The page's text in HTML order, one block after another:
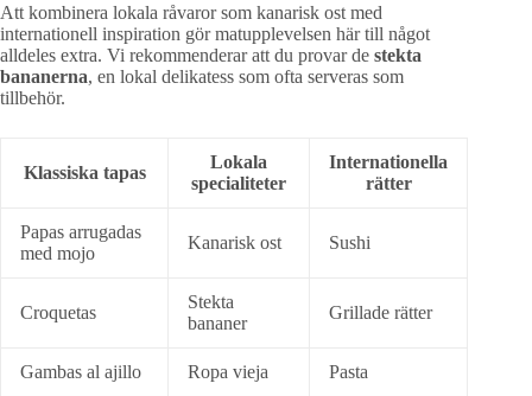
Att kombinera lokala råvaror som kanarisk ost med
internationell inspiration gör matupplevelsen här till något
alldeles extra. Vi rekommenderar att du provar de stekta
bananerna, en lokal delikatess som ofta serveras som
tillbehör.
Klassiska tapas
Lokala
specialiteter
Internationella
rätter
Papas arrugadas
med mojo
Kanarisk ost Sushi
Croquetas
Stekta
bananer
Grillade rätter
Gambas al ajillo Ropa vieja
Pasta